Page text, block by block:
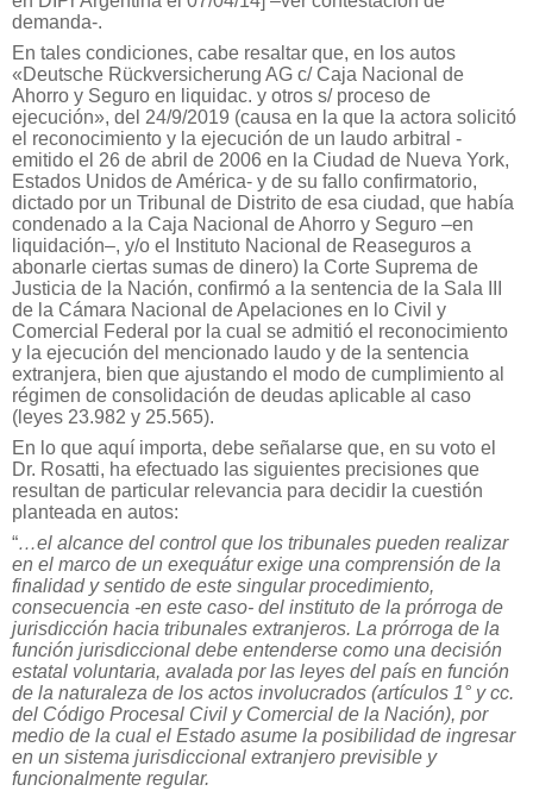
demanda-.
En tales condiciones, cabe resaltar que, en los autos
«Deutsche Rückversicherung AG c/ Caja Nacional de
Ahorro y Seguro en liquidac. y otros s/ proceso de
ejecución», del 24/9/2019 (causa en la que la actora solicitó
el reconocimiento y la ejecución de un laudo arbitral -
emitido el 26 de abril de 2006 en la Ciudad de Nueva York,
Estados Unidos de América- y de su fallo confirmatorio,
dictado por un Tribunal de Distrito de esa ciudad, que había
condenado a la Caja Nacional de Ahorro y Seguro –en
liquidación–, y/o el Instituto Nacional de Reaseguros a
abonarle ciertas sumas de dinero) la Corte Suprema de
Justicia de la Nación, confirmó a la sentencia de la Sala III
de la Cámara Nacional de Apelaciones en lo Civil y
Comercial Federal por la cual se admitió el reconocimiento
y la ejecución del mencionado laudo y de la sentencia
extranjera, bien que ajustando el modo de cumplimiento al
régimen de consolidación de deudas aplicable al caso
(leyes 23.982 y 25.565).
En lo que aquí importa, debe señalarse que, en su voto el
Dr. Rosatti, ha efectuado las siguientes precisiones que
resultan de particular relevancia para decidir la cuestión
planteada en autos:
“…el alcance del control que los tribunales pueden realizar
en el marco de un exequátur exige una comprensión de la
finalidad y sentido de este singular procedimiento,
consecuencia -en este caso- del instituto de la prórroga de
jurisdicción hacia tribunales extranjeros. La prórroga de la
función jurisdiccional debe entenderse como una decisión
estatal voluntaria, avalada por las leyes del país en función
de la naturaleza de los actos involucrados (artículos 1° y cc.
del Código Procesal Civil y Comercial de la Nación), por
medio de la cual el Estado asume la posibilidad de ingresar
en un sistema jurisdiccional extranjero previsible y
funcionalmente regular.